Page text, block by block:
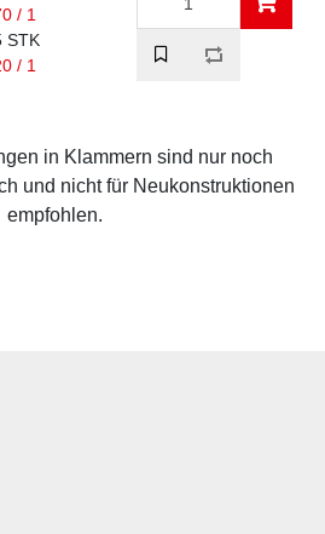
/ 1
STK
/ 1
in Klammern sind nur noch
und nicht für Neukonstruktionen
empfohlen.